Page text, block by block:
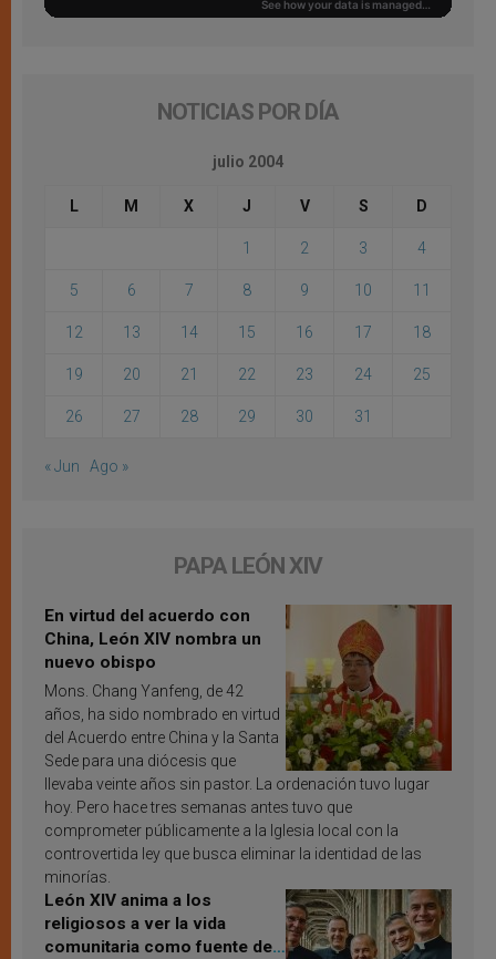
NOTICIAS POR DÍA
julio 2004
L M X J V S D
1 2 3 4
5 6 7 8 9 10 11
12 13 14 15 16 17 18
19 20 21 22 23 24 25
26 27 28 29 30 31
« Jun Ago »
PAPA LEÓN XIV
En virtud del acuerdo con
China, León XIV nombra un
nuevo obispo
Mons. Chang Yanfeng, de 42
años, ha sido nombrado en virtud
del Acuerdo entre China y la Santa
Sede para una diócesis que
llevaba veinte años sin pastor. La ordenación tuvo lugar
hoy. Pero hace tres semanas antes tuvo que
comprometer públicamente a la Iglesia local con la
controvertida ley que busca eliminar la identidad de las
minorías.
León XIV anima a los
religiosos a ver la vida
comunitaria como fuente de